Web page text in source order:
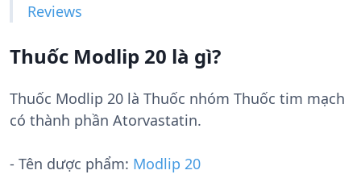
Reviews
Thuốc Modlip 20 là gì?
Thuốc Modlip 20 là Thuốc nhóm Thuốc tim mạch
có thành phần Atorvastatin.
- Tên dược phẩm: Modlip 20